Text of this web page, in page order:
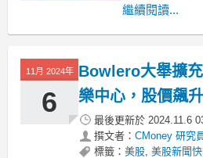
充套件至水上
繼續閱讀...
11月 2024年
6
Bowlero大舉擴
樂中心，股價飆
最後更新於 2024.11.6
撰文者： CMoney 研究
標籤： 美股, 美股新聞